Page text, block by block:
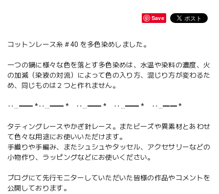
Save
コットンレース糸＃40 を多色染めしました。
一つの鍋に様々な色を落とす多色染めは、水温や染料の濃度、火
の加減（染液の対流）によって色の入り方、混じり方が変わるた
め、同じものは２つと作れません。
‥…━━ *‥…━━ * ‥…━━ * ‥…━━ * ‥…━━ *
タティングレースやかぎ針レース。またビーズや異素材とあわせ
て色々な用途にお使いいただけます。
手織りや手編み、またシュシュやタッセル、アクセサリーなどの
小物作り、ラッピングなどにお使いください。
ブログにて先行モニターしていただいた皆様の作品やコメントを
公開しております。